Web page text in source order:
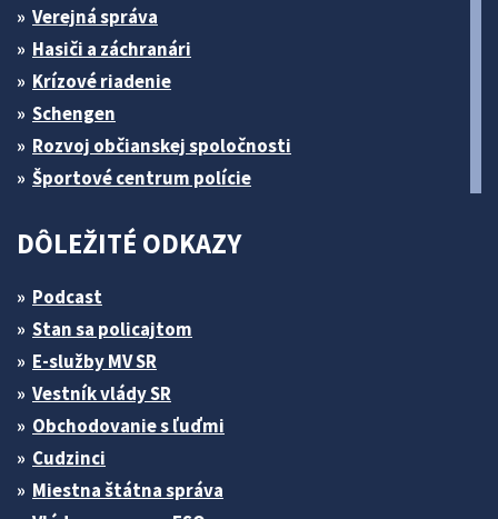
Verejná správa
Hasiči a záchranári
Krízové riadenie
Schengen
Rozvoj občianskej spoločnosti
Športové centrum polície
DÔLEŽITÉ ODKAZY
Podcast
Stan sa policajtom
E-služby MV SR
Vestník vlády SR
Obchodovanie s ľuďmi
Cudzinci
Miestna štátna správa